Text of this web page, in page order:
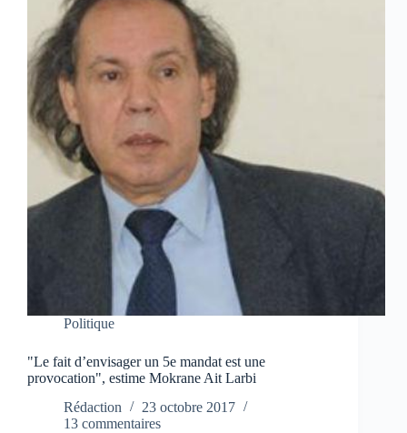
Politique
"Le fait d’envisager un 5e mandat est une
provocation", estime Mokrane Ait Larbi
Rédaction
23 octobre 2017
13 commentaires